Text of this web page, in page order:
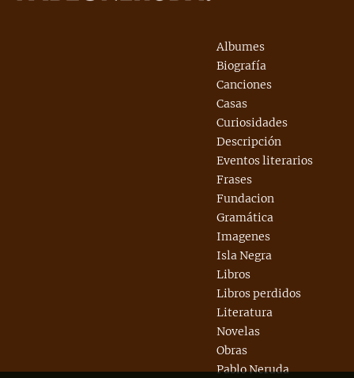
Albumes
Biografía
Canciones
Casas
Curiosidades
Descripción
Eventos literarios
Frases
Fundacion
Gramática
Imagenes
Isla Negra
Libros
Libros perdidos
Literatura
Novelas
Obras
Pablo Neruda